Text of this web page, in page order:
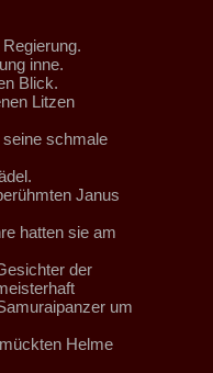
inne.
Blick.
Litzen
schmale
Janus
hatten sie am
der
um
Helme